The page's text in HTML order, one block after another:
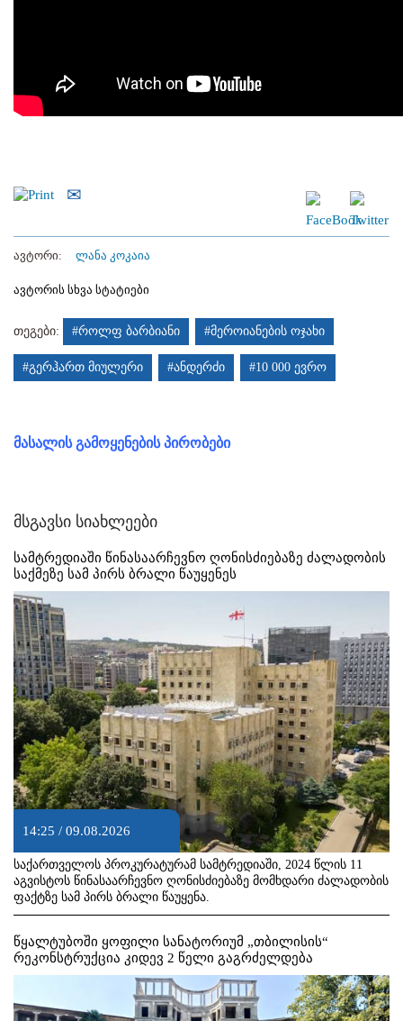
ავტორი: ლანა კოკაია
ავტორის სხვა სტატიები
თეგები: #როლფ ბარბიანი #მეროიანების ოჯახი
#გერჰართ მიულერი #ანდერძი #10 000 ევრო
მასალის გამოყენების პირობები
მსგავსი სიახლეები
სამტრედიაში წინასაარჩევნო ღონისძიებაზე ძალადობის
საქმეზე სამ პირს ბრალი წაუყენეს
14:25 / 09.08.2026
საქართველოს პროკურატურამ სამტრედიაში, 2024 წლის 11
აგვისტოს წინასაარჩევნო ღონისძიებაზე მომხდარი ძალადობის
ფაქტზე სამ პირს ბრალი წაუყენა.
წყალტუბოში ყოფილი სანატორიუმ „თბილისის“
რეკონსტრუქცია კიდევ 2 წელი გაგრძელდება